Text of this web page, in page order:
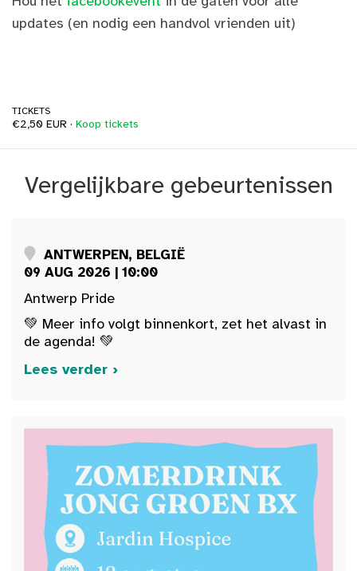
updates (en nodig een handvol vrienden uit)
TICKETS
€2,50 EUR · Koop tickets
Vergelijkbare gebeurtenissen
ANTWERPEN, BELGIË
09 AUG 2026 | 10:00
Antwerp Pride
💚 Meer info volgt binnenkort, zet het alvast in
de agenda! 💚
Lees verder ›